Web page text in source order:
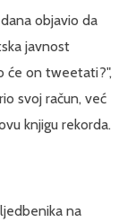
objavio da
javnost
će on tweetati?",
svoj račun, već
knjigu rekorda.
na